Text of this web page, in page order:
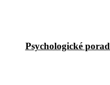
Psychologické